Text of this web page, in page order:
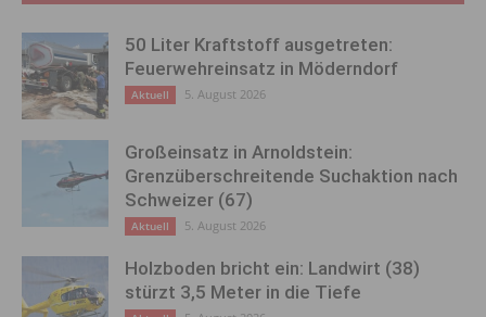
50 Liter Kraftstoff ausgetreten:
Feuerwehreinsatz in Möderndorf
Aktuell 5. August 2026
Großeinsatz in Arnoldstein:
Grenzüberschreitende Suchaktion nach
Schweizer (67)
Aktuell 5. August 2026
Holzboden bricht ein: Landwirt (38)
stürzt 3,5 Meter in die Tiefe